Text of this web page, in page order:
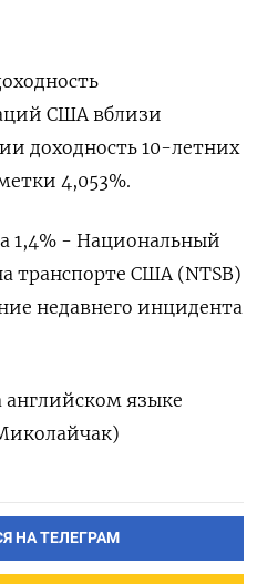
США вблизи
доходность 10-летних
4,053%.
1,4% - Национальный
транспорте США (NTSB)
недавнего инцидента
языке
НА ТЕЛЕГРАМ